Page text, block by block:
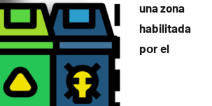
una zona
habilitada
pοr el